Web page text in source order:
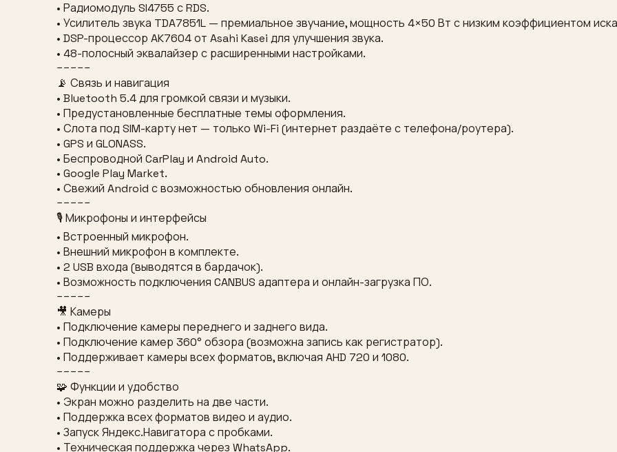
• Радиомодуль SI4755 с RDS.
• Усилитель звука TDA7851L — премиальное звучание, мощность 4×50 Вт с низким коэффициентом
• DSP-процессор AK7604 от Asahi Kasei для улучшения звука.
• 48-полосный эквалайзер с расширенными настройками.
−−−−−
📡 Связь и навигация
• Bluetooth 5.4 для громкой связи и музыки.
• Предустановленные бесплатные темы оформления.
• Слота под SIM-карту нет — только Wi-Fi (интернет раздаёте с телефона/роутера).
• GPS и GLONASS.
• Беспроводной CarPlay и Android Auto.
• Google Play Market.
• Свежий Android с возможностью обновления онлайн.
−−−−−
🎙 Микрофоны и интерфейсы
• Встроенный микрофон.
• Внешний микрофон в комплекте.
• 2 USB входа (выводятся в бардачок).
• Возможность подключения CANBUS адаптера и онлайн-загрузка ПО.
−−−−−
🎥 Камеры
• Подключение камеры переднего и заднего вида.
• Подключение камер 360° обзора (возможна запись как регистратор).
• Поддерживает камеры всех форматов, включая AHD 720 и 1080.
−−−−−
🧩 Функции и удобство
• Экран можно разделить на две части.
• Поддержка всех форматов видео и аудио.
• Запуск Яндекс.Навигатора с пробками.
• Техническая поддержка через WhatsApp.